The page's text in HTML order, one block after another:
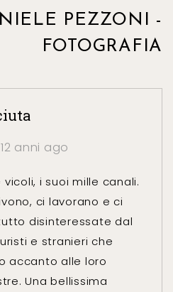
PEZZONI -
FOTOGRAFIA
12 anni ago
i suoi mille canali.
ci lavorano e ci
disinteressate dal
e stranieri che
accanto alle loro
Una bellissima